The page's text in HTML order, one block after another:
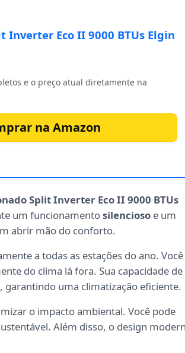
Inverter Eco II 9000 BTUs Elgin
e o preço atual diretamente na
na Amazon
Split Inverter Eco II 9000 BTUs
um funcionamentosilencioso e um
abrir mão do conforto.
a todas as estações do ano. Você
do clima lá fora. Sua capacidade de
garantindo uma climatização eficiente.
o impacto ambiental. Você pode
Além disso, o design